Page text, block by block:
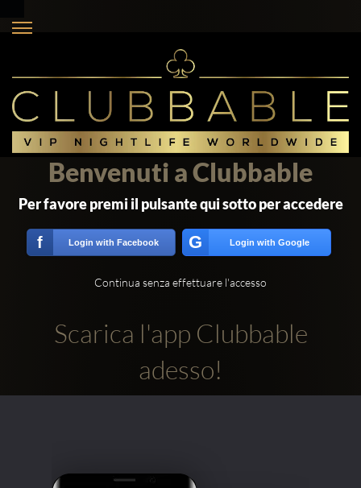
Benvenuti a Clubbable
Per favore premi il pulsante qui sotto per accedere
f Login with Facebook G Login with Google
Continua senza effettuare l'accesso
Scarica l'app Clubbable
adesso!